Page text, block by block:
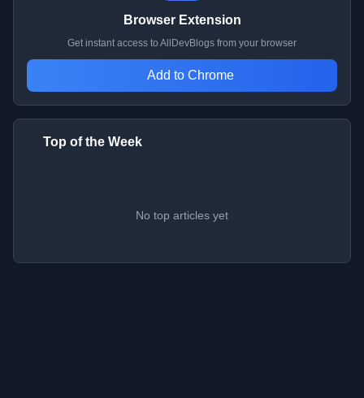
Browser Extension
Get instant access to AllDevBlogs from your browser
Add to Chrome
Top of the Week
No top articles yet